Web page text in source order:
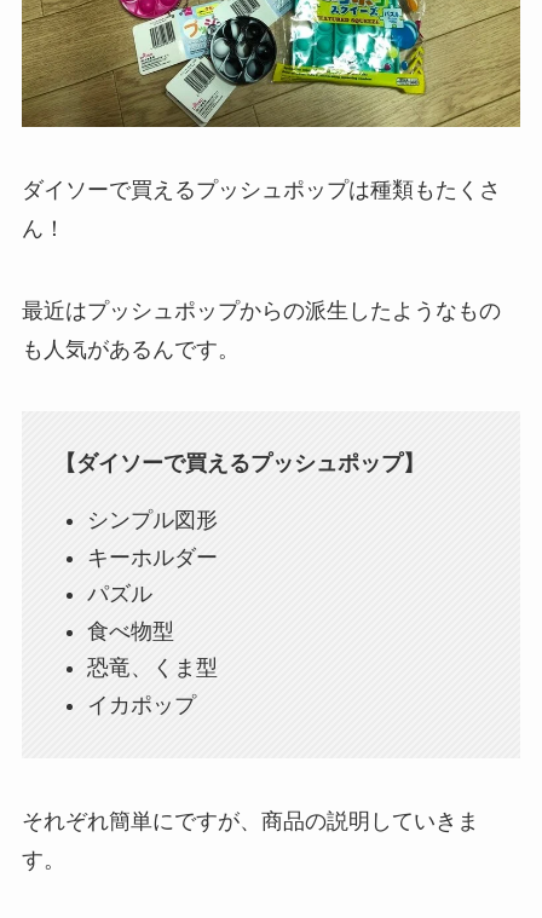
ダイソーで買えるプッシュポップは種類もたくさ
ん！
最近はプッシュポップからの派生したようなもの
も人気があるんです。
【ダイソーで買えるプッシュポップ】
シンプル図形
キーホルダー
パズル
食べ物型
恐竜、くま型
イカポップ
それぞれ簡単にですが、商品の説明していきま
す。